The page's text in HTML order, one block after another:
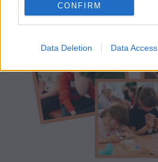
CONFIRM
Data Deletion Data Access